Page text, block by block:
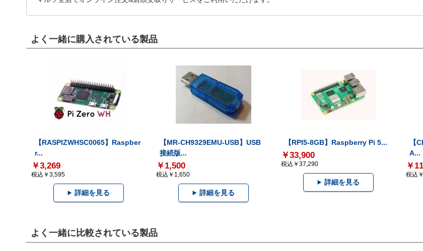
よく一緒に購入されている製品
【RASPIZWHSC0065】Raspber
r...
￥3,269
税込￥3,595
詳細を見る
【MR-CH9329EMU-USB】USB
接続版...
￥1,500
税込￥1,650
詳細を見る
【RPI5-8GB】Raspberry Pi 5...
￥33,900
税込￥37,290
詳細を見る
【
A...
￥
税込
よく一緒に比較されている製品